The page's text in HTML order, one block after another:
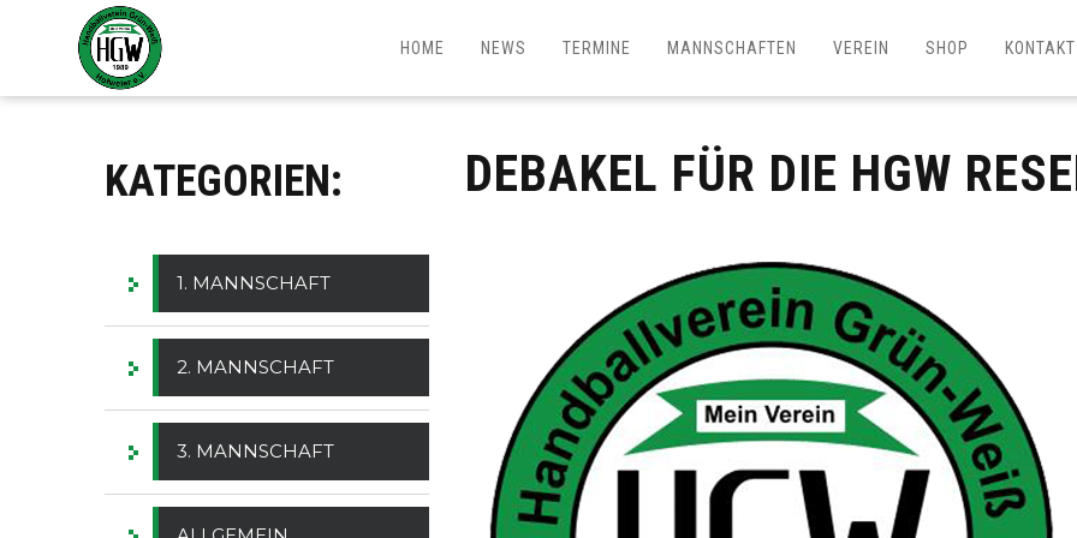
HOME NEWS TERMINE MANNSCHAFTEN VEREIN SHOP KONTAKT
DEBAKEL FÜR DIE HGW
KATEGORIEN:
1. MANNSCHAFT
2. MANNSCHAFT
3. MANNSCHAFT